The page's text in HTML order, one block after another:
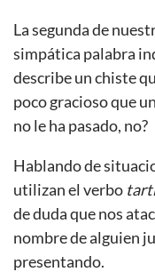
La segunda de
simpática palabra
describe un chiste
poco gracioso que
no le ha pasado, no?
Hablando de
utilizan el verbo
de duda que nos
nombre de alguien
presentando.